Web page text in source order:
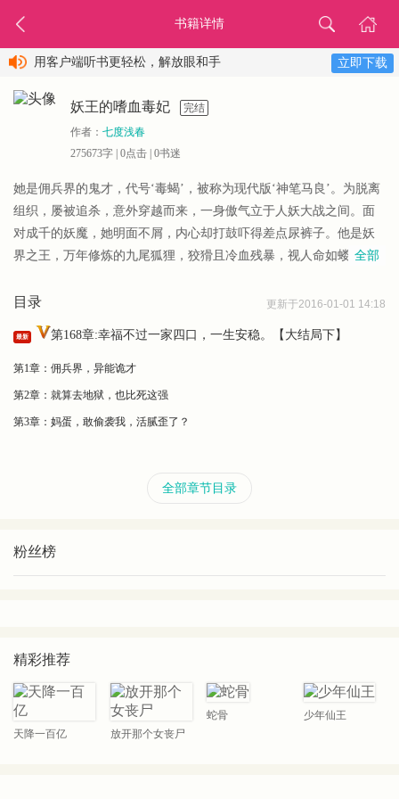
书籍详情
用客户端听书更轻松，解放眼和手 立即下载
妖王的嗜血毒妃
完结
作者： 七度浅春
275673字 | 0点击 | 0书迷
她是佣兵界的鬼才，代号‘毒蝎’，被称为现代版‘神笔马良’。为脱离
组织，屡被追杀，意外穿越而来，一身傲气立于人妖大战之间。面
对成千的妖魔，她明面不屑，内心却打鼓吓得差点尿裤子。他是妖
界之王，万年修炼的九尾狐狸，狡猾且冷血残暴，视人命如蝼蚁。
全部
更新于2016-01-01 14:18
目录
最新 第168章:幸福不过一家四口，一生安稳。【大结局下】
第1章：佣兵界，异能诡才
第2章：就算去地狱，也比死这强
第3章：妈蛋，敢偷袭我，活腻歪了？
全部章节目录
粉丝榜
精彩推荐
天降一百亿 放开那个女丧尸
蛇骨 少年仙王